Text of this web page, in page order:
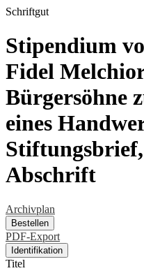
Schriftgut
Stipendium
Fidel
Bürgersöhne
eines
Stiftungsbrief,
Abschrift
Archivplan
Bestellen
PDF-Export
Identifikation
Titel